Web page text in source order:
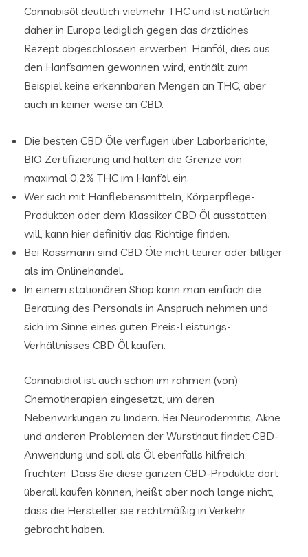
Cannabisöl deutlich vielmehr THC und ist natürlich
daher in Europa lediglich gegen das ärztliches
Rezept abgeschlossen erwerben. Hanföl, dies aus
den Hanfsamen gewonnen wird, enthält zum
Beispiel keine erkennbaren Mengen an THC, aber
auch in keiner weise an CBD.
Die besten CBD Öle verfügen über Laborberichte,
BIO Zertifizierung und halten die Grenze von
maximal 0,2% THC im Hanföl ein.
Wer sich mit Hanflebensmitteln, Körperpflege-
Produkten oder dem Klassiker CBD Öl ausstatten
will, kann hier definitiv das Richtige finden.
Bei Rossmann sind CBD Öle nicht teurer oder billiger
als im Onlinehandel.
In einem stationären Shop kann man einfach die
Beratung des Personals in Anspruch nehmen und
sich im Sinne eines guten Preis-Leistungs-
Verhältnisses CBD Öl kaufen.
Cannabidiol ist auch schon im rahmen (von)
Chemotherapien eingesetzt, um deren
Nebenwirkungen zu lindern. Bei Neurodermitis, Akne
und anderen Problemen der Wursthaut findet CBD-
Anwendung und soll als Öl ebenfalls hilfreich
fruchten. Dass Sie diese ganzen CBD-Produkte dort
überall kaufen können, heißt aber noch lange nicht,
dass die Hersteller sie rechtmäßig in Verkehr
gebracht haben.